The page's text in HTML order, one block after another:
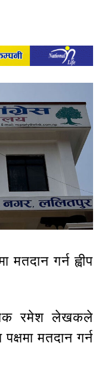
मतदान गर्न ह्वीप
रमेश लेखकले
मतदान गर्न